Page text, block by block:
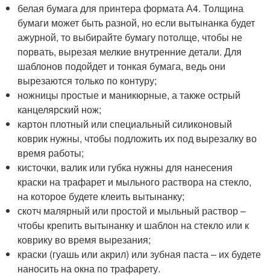
белая бумага для принтера формата А4. Толщина
бумаги может быть разной, но если вытынанка будет
ажурной, то выбирайте бумагу потолще, чтобы не
порвать, вырезая мелкие внутренние детали. Для
шаблонов подойдет и тонкая бумага, ведь они
вырезаются только по контуру;
ножницы простые и маникюрные, а также острый
канцелярский нож;
картон плотный или специальный силиконовый
коврик нужны, чтобы подложить их под вырезалку во
время работы;
кисточки, валик или губка нужны для нанесения
краски на трафарет и мыльного раствора на стекло,
на которое будете клеить вытынанку;
скотч малярный или простой и мыльный раствор –
чтобы крепить вытынанку и шаблон на стекло или к
коврику во время вырезания;
краски (гуашь или акрил) или зубная паста – их будете
наносить на окна по трафарету.